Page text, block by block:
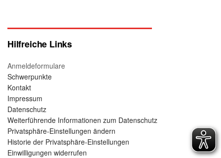
Hilfreiche Links
Anmeldeformulare
Schwerpunkte
Kontakt
Impressum
Datenschutz
Weiterführende Informationen zum Datenschutz
Privatsphäre-Einstellungen ändern
Historie der Privatsphäre-Einstellungen
Einwilligungen widerrufen